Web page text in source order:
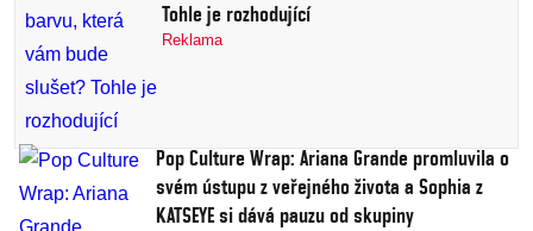
Tohle je rozhodující
Reklama
Pop Culture Wrap: Ariana Grande promluvila o
svém ústupu z veřejného života a Sophia z
KATSEYE si dává pauzu od skupiny